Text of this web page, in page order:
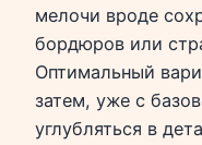
мелочи вроде
бордюров или
Оптимальный
затем, уже с
углубляться в